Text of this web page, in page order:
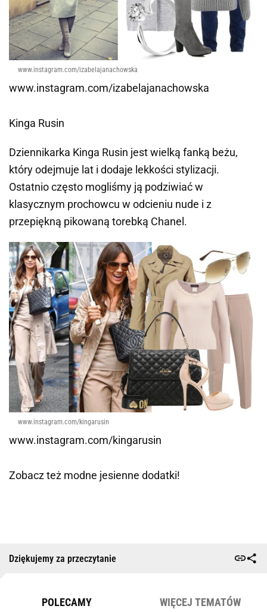
www.instagram.com/izabelajanachowska
www.instagram.com/izabelajanachowska
Kinga Rusin
Dziennikarka Kinga Rusin jest wielką fanką beżu,
który odejmuje lat i dodaje lekkości stylizacji.
Ostatnio często mogliśmy ją podziwiać w
klasycznym prochowcu w odcieniu nude i z
przepiękną pikowaną torebką Chanel.
www.instagram.com/kingarusin
www.instagram.com/kingarusin
Zobacz też modne jesienne dodatki!
Dziękujemy za przeczytanie
POLECAMY WIĘCEJ TEMATÓW